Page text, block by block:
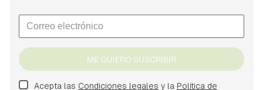
ME QUIERO SUSCRIBIR
Acepta las Condiciones legales y la Política de